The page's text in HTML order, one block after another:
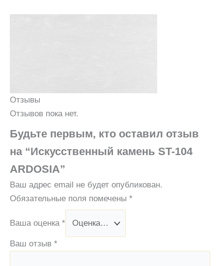
Отзывы
Отзывов пока нет.
Будьте первым, кто оставил отзыв
на “Искусственный камень ST-104
ARDOSIA”
Ваш адрес email не будет опубликован.
Обязательные поля помечены *
Ваша оценка *
Ваш отзыв *